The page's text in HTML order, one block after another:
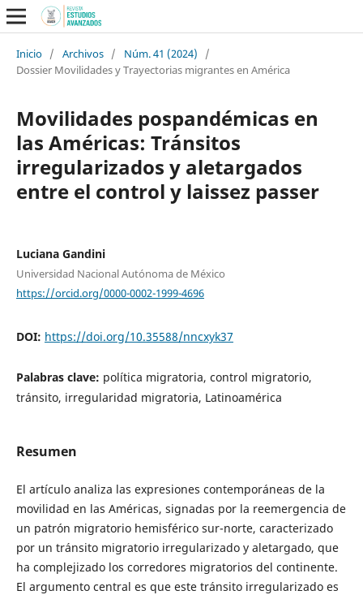
Inicio / Archivos / Núm. 41 (2024)
/
Dossier Movilidades y Trayectorias migrantes en América
Movilidades pospandémicas en
las Américas: Tránsitos
irregularizados y aletargados
entre el control y laissez passer
Luciana Gandini
Universidad Nacional Autónoma de México
https://orcid.org/0000-0002-1999-4696
DOI: https://doi.org/10.35588/nncxyk37
Palabras clave: política migratoria, control migratorio,
tránsito, irregularidad migratoria, Latinoamérica
Resumen
El artículo analiza las expresiones contemporáneas de la
movilidad en las Américas, signadas por la reemergencia de
un patrón migratorio hemisférico sur-norte, caracterizado
por un tránsito migratorio irregularizado y aletargado, que
ha complejizado los corredores migratorios del continente.
El argumento central es que este tránsito irregularizado es